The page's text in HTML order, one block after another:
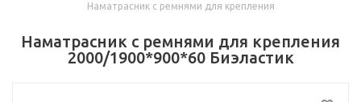
Наматрасник с ремнями для крепления
Наматрасник с ремнями для крепления
2000/1900*900*60 Биэластик